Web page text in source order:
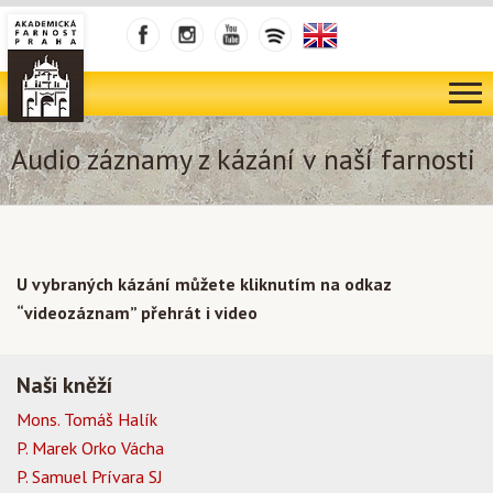
Audio záznamy z kázání v naší farnosti
U vybraných kázání můžete kliknutím na odkaz
“videozáznam” přehrát i video
Naši kněží
Mons. Tomáš Halík
P. Marek Orko Vácha
P. Samuel Prívara SJ